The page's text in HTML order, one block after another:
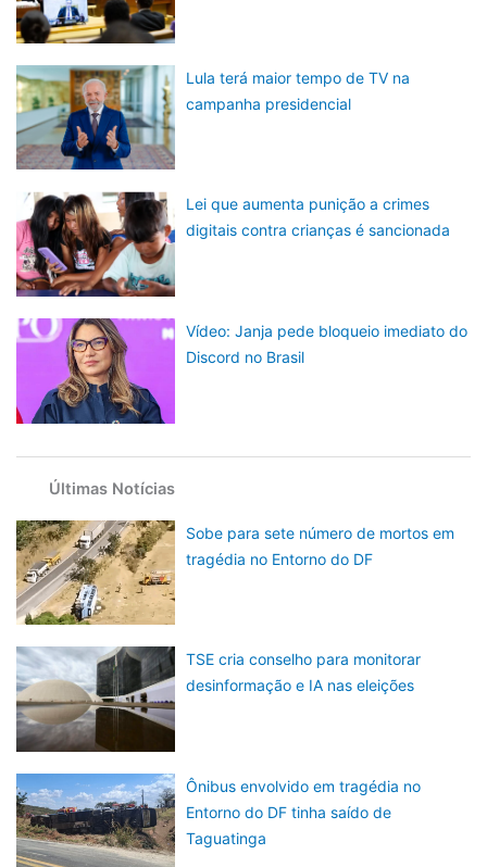
Lula terá maior tempo de TV na
campanha presidencial
Lei que aumenta punição a crimes
digitais contra crianças é sancionada
Vídeo: Janja pede bloqueio imediato do
Discord no Brasil
Últimas Notícias
Sobe para sete número de mortos em
tragédia no Entorno do DF
TSE cria conselho para monitorar
desinformação e IA nas eleições
Ônibus envolvido em tragédia no
Entorno do DF tinha saído de
Taguatinga